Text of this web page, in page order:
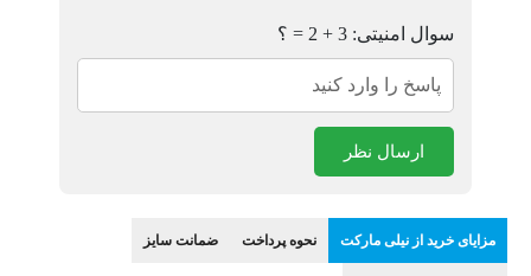
سوال امنیتی: 3 + 2 = ؟
ارسال نظر
مزایای خرید از نیلی مارکت نحوه پرداخت ضمانت سایز